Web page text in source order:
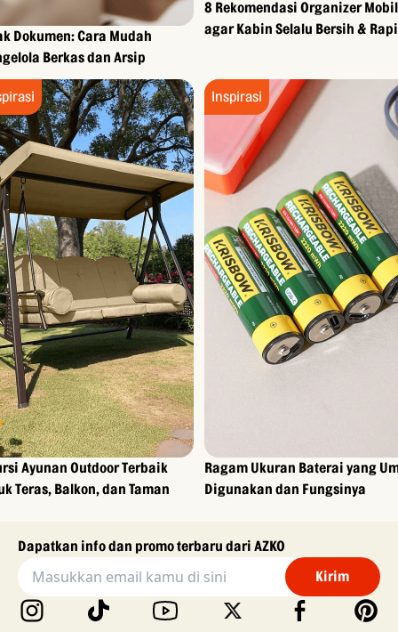
Dokumen: Cara Mudah
Berkas dan Arsip
8 Rekomendasi Organizer Mobil
agar Kabin Selalu Bersih & Rapi
Ayunan Outdoor Terbaik
Teras, Balkon, dan Taman
Inspirasi
Ragam Ukuran Baterai yang
Digunakan dan Fungsinya
Dapatkan info dan promo terbaru dari AZKO
Kirim